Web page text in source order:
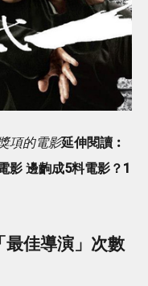
項的電影延伸閱讀︰
影 邊齣成5料電影？1
最佳導演」次數